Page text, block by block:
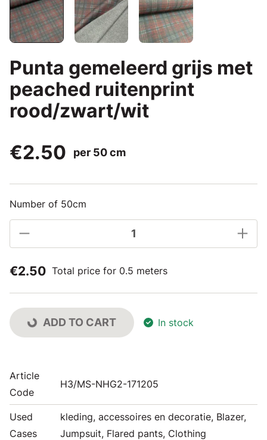
Punta gemeleerd grijs met
peached ruitenprint
rood/zwart/wit
€2.50
per 50 cm
Number of 50cm
€2.50 Total price for 0.5 meters
ADD TO CART In stock
Article
Code
H3/MS-NHG2-171205
Used
Cases
kleding, accessoires en decoratie, Blazer,
Jumpsuit, Flared pants, Clothing